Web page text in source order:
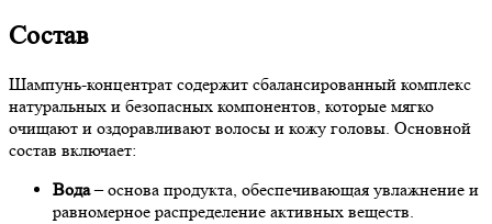
Состав
Шампунь-концентрат содержит сбалансированный комплекс
натуральных и безопасных компонентов, которые мягко
очищают и оздоравливают волосы и кожу головы. Основной
состав включает:
Вода– основа продукта, обеспечивающая увлажнение и
равномерное распределение активных веществ.